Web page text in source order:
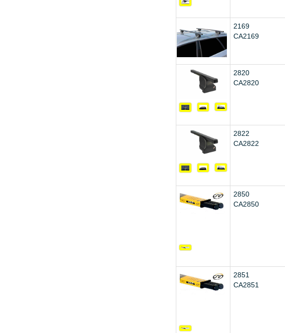
2169
CA2169
2820
CA2820
2822
CA2822
2850
CA2850
2851
CA2851